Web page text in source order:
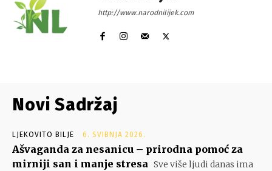
http://www.narodnilijek.com
Novi Sadržaj
LJEKOVITO BILJE 6. SVIBNJA 2026.
Ašvaganda za nesanicu – prirodna pomoć za
mirniji san i manje stresa Sve više ljudi danas ima